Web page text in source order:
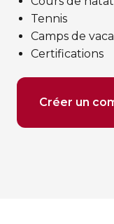
Tennis
Camps de
Certifications
Créer un